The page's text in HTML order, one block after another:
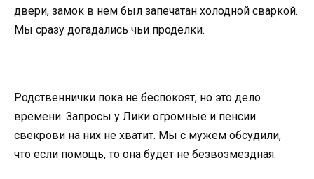
двери, замок в нем был запечатан холодной сваркой.
Мы сразу догадались чьи проделки.
Родственнички пока не беспокоят, но это дело
времени. Запросы у Лики огромные и пенсии
свекрови на них не хватит. Мы с мужем обсудили,
что если помощь, то она будет не безвозмездная.